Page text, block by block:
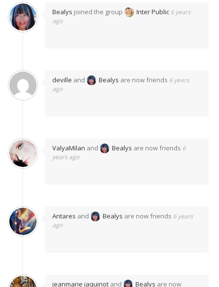
Bealys joined the group Inter Public 6 years
ago
deville and Bealys are now friends 6 years
ago
ValyaMilan and Bealys are now friends 6
years ago
Antares and Bealys are now friends 6 years
ago
jeanmarie jaquinot and Bealys are now